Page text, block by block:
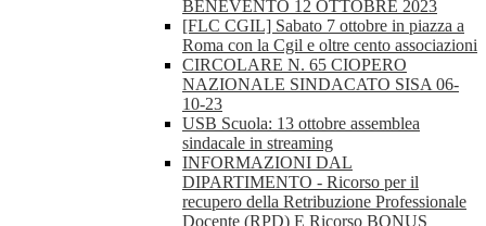
BENEVENTO 12 OTTOBRE 2023
[FLC CGIL] Sabato 7 ottobre in piazza a
Roma con la Cgil e oltre cento associazioni
CIRCOLARE N. 65 CIOPERO
NAZIONALE SINDACATO SISA 06-
10-23
USB Scuola: 13 ottobre assemblea
sindacale in streaming
INFORMAZIONI DAL
DIPARTIMENTO - Ricorso per il
recupero della Retribuzione Professionale
Docente (RPD) E Ricorso BONUS